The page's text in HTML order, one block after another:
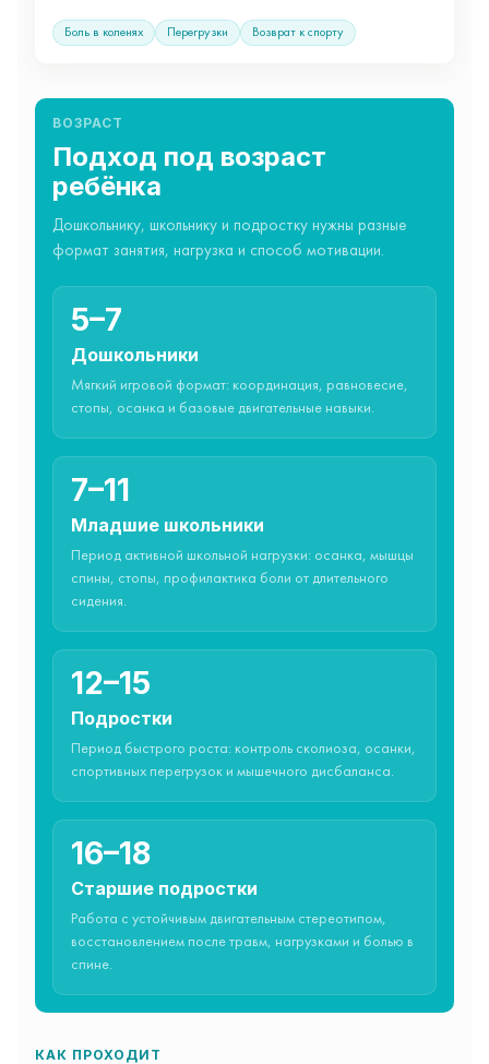
Боль в коленях Перегрузки Возврат к спорту
ВОЗРАСТ
Подход под возраст
ребёнка
Дошкольнику, школьнику и подростку нужны разные
формат занятия, нагрузка и способ мотивации.
5–7
Дошкольники
Мягкий игровой формат: координация, равновесие,
стопы, осанка и базовые двигательные навыки.
7–11
Младшие школьники
Период активной школьной нагрузки: осанка, мышцы
спины, стопы, профилактика боли от длительного
сидения.
12–15
Подростки
Период быстрого роста: контроль сколиоза, осанки,
спортивных перегрузок и мышечного дисбаланса.
16–18
Старшие подростки
Работа с устойчивым двигательным стереотипом,
восстановлением после травм, нагрузками и болью в
спине.
КАК ПРОХОДИТ